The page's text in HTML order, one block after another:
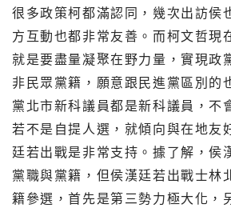
很多政策柯都滿認同，幾次出訪侯
方互動也都非常友善。而柯文哲現
就是要盡量凝聚在野力量，實現政
非民眾黨籍，願意跟民進黨區別的
黨北市新科議員都是新科議員，不
若不是自提人選，就傾向與在地友
廷若出戰是非常支持。據了解，侯
黨職與黨籍，但侯漢廷若出戰士林
籍參選，首先是第三勢力極大化，